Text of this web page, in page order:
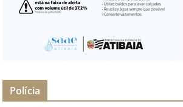
Polícia